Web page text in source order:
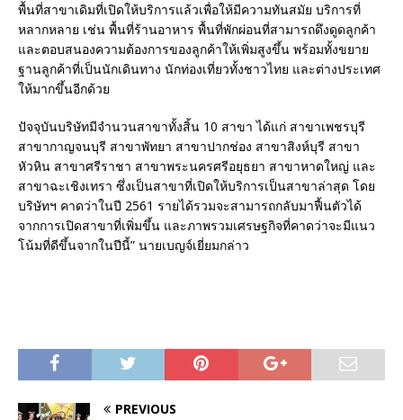
พื้นที่สาขาเดิมที่เปิดให้บริการแล้วเพื่อให้มีความทันสมัย บริการที่
หลากหลาย เช่น พื้นที่ร้านอาหาร พื้นที่พักผ่อนที่สามารถดึงดูดลูกค้า
และตอบสนองความต้องการของลูกค้าให้เพิ่มสูงขึ้น พร้อมทั้งขยาย
ฐานลูกค้าที่เป็นนักเดินทาง นักท่องเที่ยวทั้งชาวไทย และต่างประเทศ
ให้มากขึ้นอีกด้วย
ปัจจุบันบริษัทมีจำนวนสาขาทั้งสิ้น 10 สาขา ได้แก่ สาขาเพชรบุรี
สาขากาญจนบุรี สาขาพัทยา สาขาปากช่อง สาขาสิงห์บุรี สาขา
หัวหิน สาขาศรีราชา สาขาพระนครศรีอยุธยา สาขาหาดใหญ่ และ
สาขาฉะเชิงเทรา ซึ่งเป็นสาขาที่เปิดให้บริการเป็นสาขาล่าสุด โดย
บริษัทฯ คาดว่าในปี 2561 รายได้รวมจะสามารถกลับมาฟื้นตัวได้
จากการเปิดสาขาที่เพิ่มขึ้น และภาพรวมเศรษฐกิจที่คาดว่าจะมีแนว
โน้มที่ดีขึ้นจากในปีนี้” นายเบญจ์เยี่ยมกล่าว
PREVIOUS